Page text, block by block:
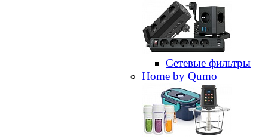
Сетевые фильтры
Home by Qumo